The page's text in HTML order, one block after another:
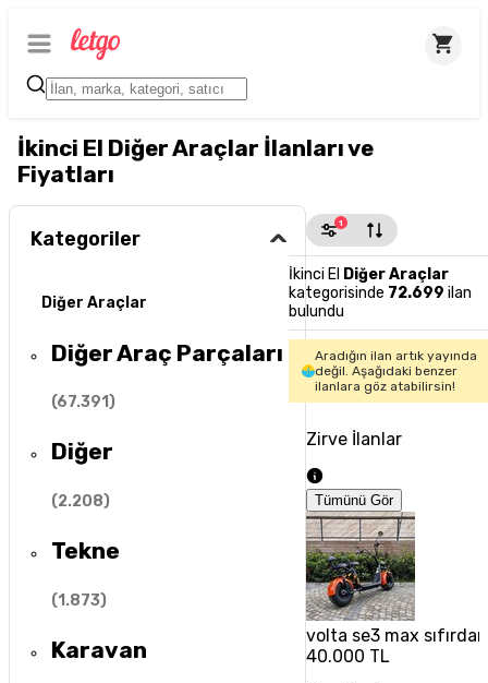
İkinci El Diğer Araçlar İlanları ve
Fiyatları
Kategoriler
Diğer Araçlar
Diğer Araç Parçaları
(67.391)
Diğer
(2.208)
Tekne
(1.873)
Karavan
1
İkinci El Diğer Araçlar
kategorisinde 72.699 ilan
bulundu
Aradığın ilan artık yayında
değil. Aşağıdaki benzer
ilanlara göz atabilirsin!
Zirve İlanlar
Tümünü Gör
volta se3 max
40.000 TL